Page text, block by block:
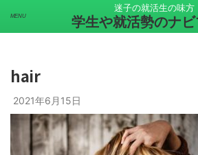
迷子の就活生の味方
学生や就活勢のナ
hair
2021年6月15日